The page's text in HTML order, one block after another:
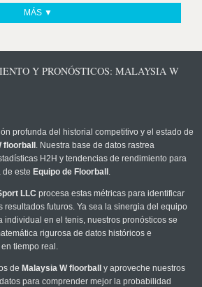
MÁS ▼
Y PRONÓSTICOS: MALAYSIA W
profunda del historial competitivo y el estado de
floorball . Nuestra base de datos rastrea
H2H y tendencias de rendimiento para
de este Equipo de Floorball .
LLC procesa estas métricas para identificar
resultados futuros. Ya sea la sinergia del equipo
individual en el tenis, nuestros pronósticos se
rigurosa de datos históricos e
tiempo real.
de Malaysia W floorball
y aproveche nuestros
para comprender mejor la probabilidad